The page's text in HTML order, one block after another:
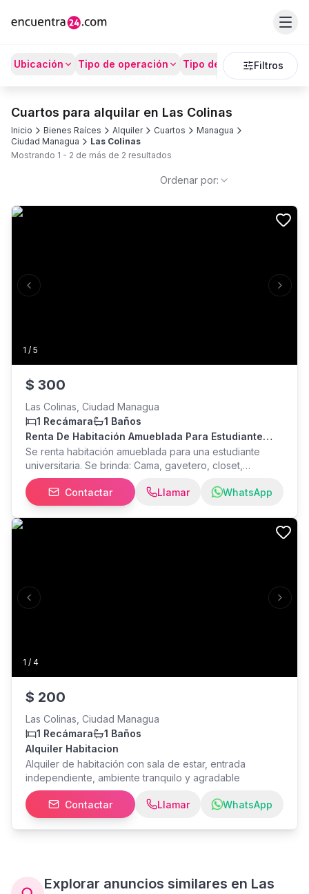
Ubicación Tipo de operación Tipo de Propiedad
Filtros
Cuartos para alquilar en Las Colinas
Inicio Bienes Raíces Alquiler Cuartos
Managua
Ciudad Managua
Las Colinas
Mostrando 1 - 2 de más de 2 resultados
Ordenar por:
1 / 5
Previous slide Next
$ 300
Las Colinas, Ciudad Managua
1 Recámara
1 Baños
Renta De Habitación Amueblada Para Estudiante
Universitaria
Se renta habitación amueblada para una estudiante
universitaria. Se brinda: Cama, gavetero, closet,
zapatero, escritorio, baño privado, 3 horas de piscina
semanal 1 parqueo Cocina compartida Lavadora
compartida . Detalles al WhatsApp
Contactar Llamar WhatsApp
1 / 4
Previous slide Next
$ 200
Las Colinas, Ciudad Managua
1 Recámara
1 Baños
Alquiler Habitacion
Alquiler de habitación con sala de estar, entrada
independiente, ambiente tranquilo y agradable
Contactar Llamar WhatsApp
Explorar anuncios similares en Las